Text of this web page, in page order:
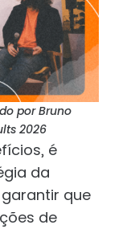
por Bruno
2026
é
da
garantir que
de